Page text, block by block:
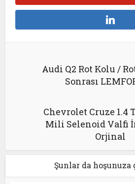
Audi Q2 Rot Kolu /
Sonrası
Chevrolet Cruze 1.4
Mili Selenoid Valfi
Orjinal
Şunlar da